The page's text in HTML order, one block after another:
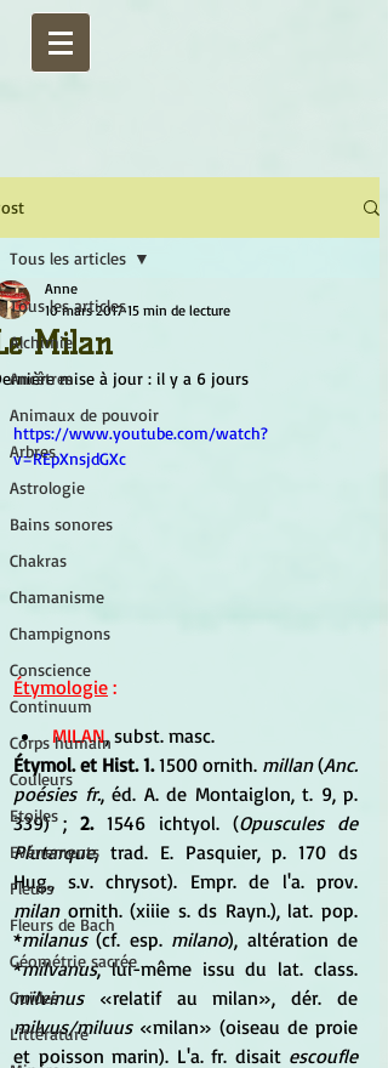
Tous les articles
Alchimie
Ancêtres
Animaux de pouvoir
Arbres
Astrologie
Bains sonores
Chakras
Chamanisme
Champignons
Conscience
Continuum
Corps humain
Couleurs
Etoiles
Evénements
Fleurs
Fleurs de Bach
Géométrie sacrée
Guides
Littérature
Tous les articles
Milan
Anne
10 mars 2017 15 min de lecture
mise à jour : il y a 6 jours
https://www.youtube.com/watch?
v=REpXnsjdGXc
Étymologie :
MILAN, subst. masc.
Étymol. et Hist. 1. 1500 ornith. millan (Anc.
poésies fr., éd. A. de Montaiglon, t. 9, p.
339) ; 2. 1546 ichtyol. (Opuscules de
Plutarque, trad. E. Pasquier, p. 170 ds
milan ornith. (xiiie s. ds Rayn.), lat. pop.
*milanus (cf. esp. milano), altération de
*milvanus
milvinus
milvus/miluus «milan» (oiseau de proie
et poisson marin). L'a. fr. disait escoufle